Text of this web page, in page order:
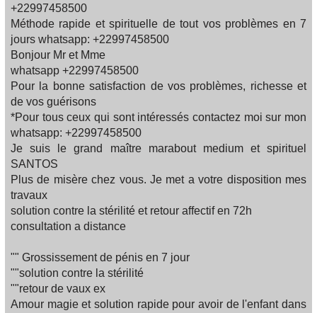
+22997458500
Méthode rapide et spirituelle de tout vos problèmes en 7
jours whatsapp: +22997458500
Bonjour Mr et Mme
whatsapp +22997458500
Pour la bonne satisfaction de vos problèmes, richesse et
de vos guérisons
*Pour tous ceux qui sont intéressés contactez moi sur mon
whatsapp: +22997458500
Je suis le grand maître marabout medium et spirituel
SANTOS
Plus de misère chez vous. Je met a votre disposition mes
travaux
solution contre la stérilité et retour affectif en 72h
consultation a distance
"" Grossissement de pénis en 7 jour
""solution contre la stérilité
""retour de vaux ex
Amour magie et solution rapide pour avoir de l'enfant dans